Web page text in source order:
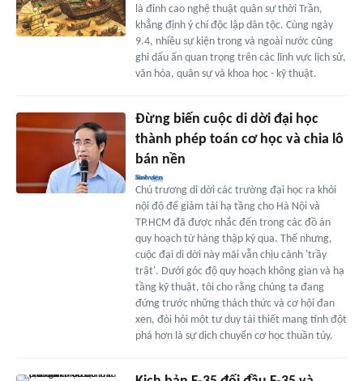
là đỉnh cao nghệ thuật quân sự thời Trần,
khẳng định ý chí độc lập dân tộc. Cùng ngày
9.4, nhiều sự kiện trong và ngoài nước cũng
ghi dấu ấn quan trọng trên các lĩnh vực lịch sử,
văn hóa, quân sự và khoa học - kỹ thuật.
Đừng biến cuộc di dời đại học
thành phép toán cơ học và chia lô
bán nền
Chủ trương di dời các trường đại học ra khỏi
nội đô để giảm tải hạ tầng cho Hà Nội và
TP.HCM đã được nhắc đến trong các đồ án
quy hoạch từ hàng thập kỷ qua. Thế nhưng,
cuộc đại di dời này mãi vẫn chịu cảnh 'trầy
trật'. Dưới góc độ quy hoạch không gian và hạ
tầng kỹ thuật, tôi cho rằng chúng ta đang
đứng trước những thách thức và cơ hội đan
xen, đòi hỏi một tư duy tái thiết mang tính đột
phá hơn là sự dịch chuyển cơ học thuần túy.